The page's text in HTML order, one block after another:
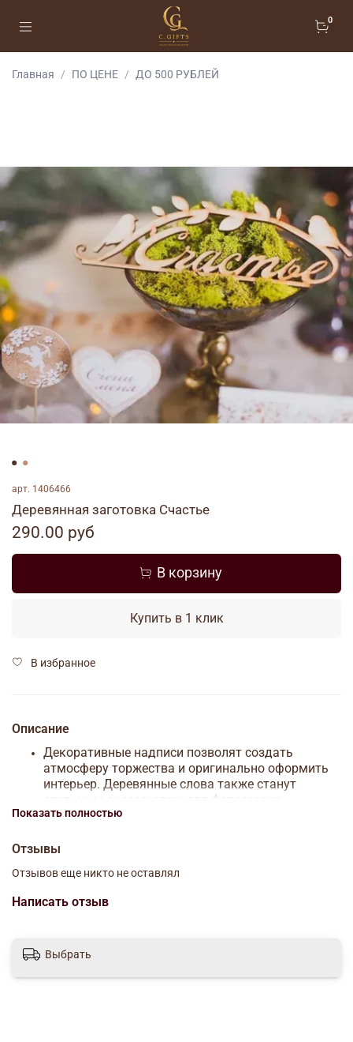
0
Главная ПО ЦЕНЕ ДО 500 РУБЛЕЙ
арт. 1406466
Деревянная заготовка Счастье
290.00 руб
В корзину
Купить в 1 клик
В избранное
Описание
Декоративные надписи позволят создать
атмосферу торжества и оригинально оформить
интерьер. Деревянные слова также станут
стильным аксессуаром для фотосессии.
Для этого вы можете использовать краску, блёстки,
бумагу, ткань, ленты, пряжу и т. д.
Показать полностью
Отзывы
Отзывов еще никто не оставлял
Написать отзыв
Выбрать